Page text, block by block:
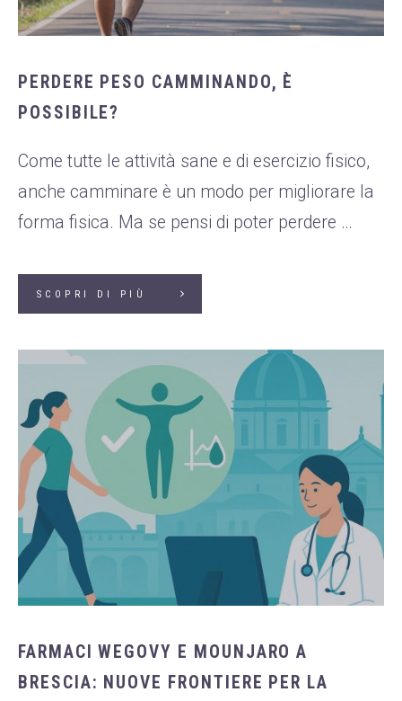
WHATSAPP
+39 389 2681259
Diete tradizionali
News
Problemi sessualità
Trattamenti per mani,
viso, décolleté
PERDERE PESO CAMMINANDO, È
POSSIBILE?
Come tutte le attività sane e di esercizio fisico,
anche camminare è un modo per migliorare la
forma fisica. Ma se pensi di poter perdere …
SCOPRI DI PIÙ
FARMACI WEGOVY E MOUNJARO A
BRESCIA: NUOVE FRONTIERE PER LA